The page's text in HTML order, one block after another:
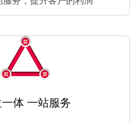
一体 一站服务